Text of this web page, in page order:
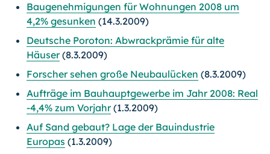
Baugenehmigungen für Wohnungen 2008 um
4,2% gesunken (14.3.2009)
Deutsche Poroton: Abwrackprämie für alte
Häuser(8.3.2009)
Forscher sehen große Neubaulücken (8.3.2009)
Aufträge im Bauhauptgewerbe im Jahr 2008: Real
-4,4% zum Vorjahr(1.3.2009)
Auf Sand gebaut? Lage der Bauindustrie
Europas (1.3.2009)